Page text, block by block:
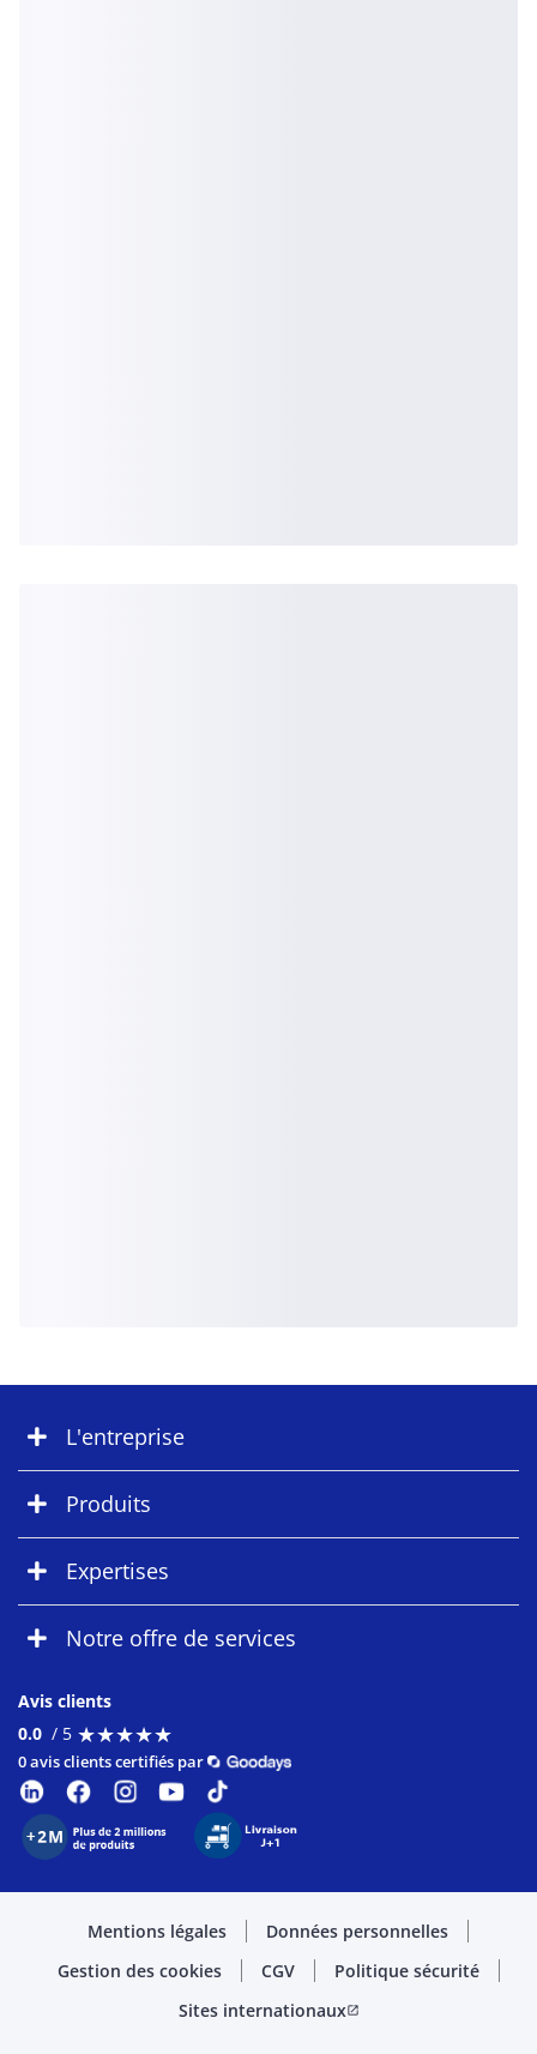
L'entreprise
Produits
Expertises
Notre offre de services
Avis clients
0.0 / 5 ★★★★★
★★★★★
0 avis clients certifiés par
Mentions légales
Données personnelles
Gestion des cookies
CGV
Politique sécurité
Sites internationauxopen_in_new